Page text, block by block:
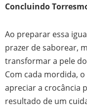
Concluindo
Ao preparar essa
prazer de saborear,
transformar a pele
Com cada mordida,
apreciar a crocância
resultado de um